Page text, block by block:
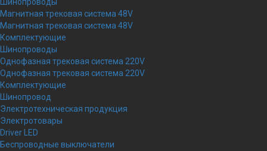
Магнитная трековая система 48V
Магнитная трековая система 48V
Комплектующие
Шинопроводы
Однофазная трековая система 220V
Однофазная трековая система 220V
Комплектующие
Шинопровод
Электротехническая продукция
Электротовары
Driver LED
Беспроводные выключатели